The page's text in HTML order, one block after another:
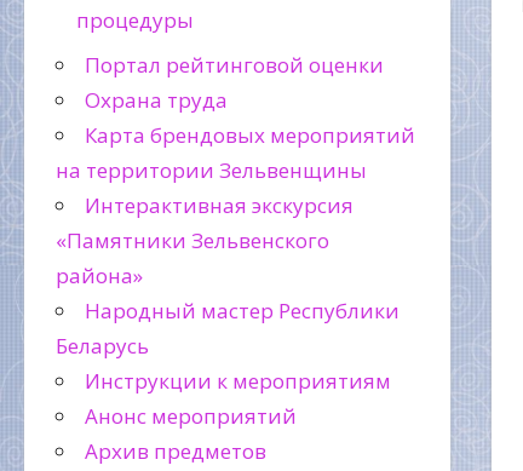
процедуры
Портал рейтинговой оценки
Охрана труда
Карта брендовых мероприятий
на территории Зельвенщины
Интерактивная экскурсия
«Памятники Зельвенского
района»
Народный мастер Республики
Беларусь
Инструкции к мероприятиям
Анонс мероприятий
Архив предметов